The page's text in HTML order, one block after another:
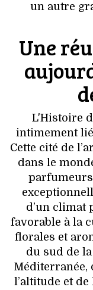
un autre
Une
L'Histoire
intimement
Cette cité de
dans le
d’un climat
favorable à la
florales et
du sud de
Méditerranée,
l’altitude et de